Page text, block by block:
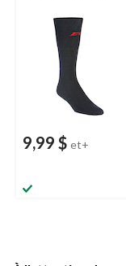
9,99 $ et+